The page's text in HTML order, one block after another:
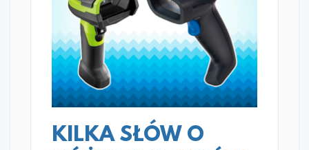
KILKA SŁÓW O